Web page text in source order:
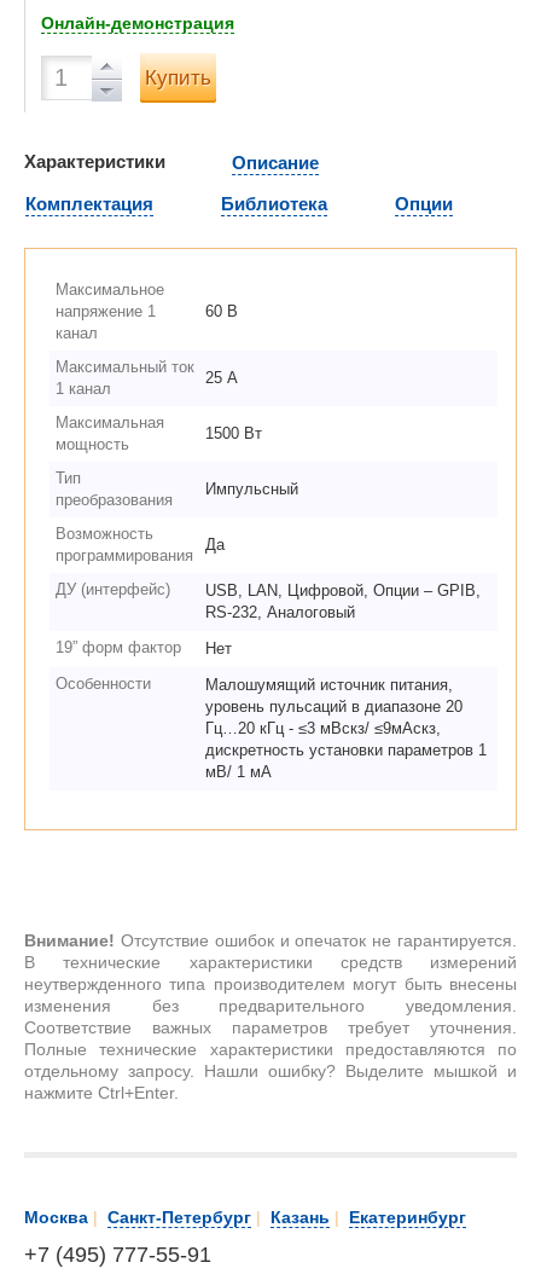
Онлайн-демонстрация
Купить
Характеристики
Описание
Комплектация
Библиотека Опции
Максимальное
напряжение 1
канал
60 В
Максимальный ток
1 канал
25 А
Максимальная
мощность
1500 Вт
Тип
преобразования
Импульсный
Возможность
программирования
Да
ДУ (интерфейс)
USB, LAN, Цифровой, Опции – GPIB,
RS-232, Аналоговый
19” форм фактор
Нет
Особенности
Малошумящий источник питания,
уровень пульсаций в диапазоне 20
Гц…20 кГц - ≤3 мВскз/ ≤9мАскз,
дискретность установки параметров 1
мВ/ 1 мА
Внимание! Отсутствие ошибок и опечаток не гарантируется.
В технические характеристики средств измерений
неутвержденного типа производителем могут быть внесены
изменения без предварительного уведомления.
Соответствие важных параметров требует уточнения.
Полные технические характеристики предоставляются по
отдельному запросу. Нашли ошибку? Выделите мышкой и
нажмите Ctrl+Enter.
Москва | Санкт-Петербург | Казань | Екатеринбург
+7 (495) 777-55-91